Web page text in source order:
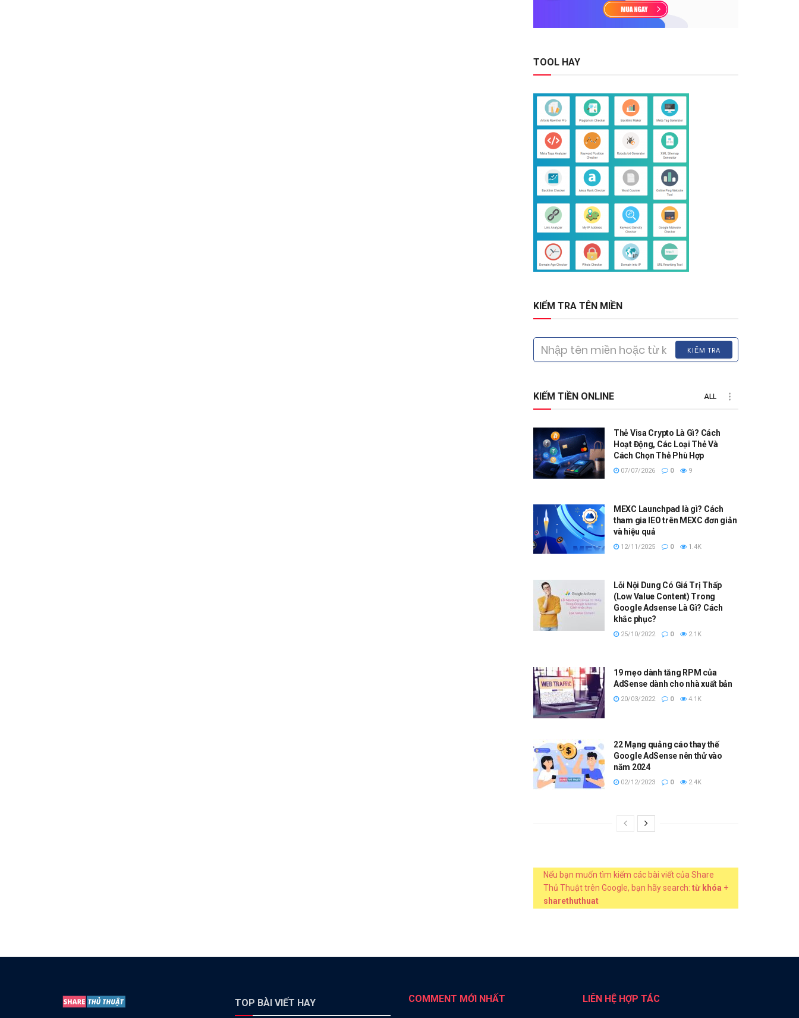
TOOL HAY
KIỂM TRA TÊN MIỀN
KIỂM TRA
KIẾM TIỀN ONLINE ALL
Thẻ Visa Crypto Là Gì? Cách
Hoạt Động, Các Loại Thẻ Và
Cách Chọn Thẻ Phù Hợp
07/07/2026 0 9
MEXC Launchpad là gì? Cách
tham gia IEO trên MEXC đơn giản
và hiệu quả
12/11/2025 0 1.4K
Lỗi Nội Dung Có Giá Trị Thấp
(Low Value Content) Trong
Google Adsense Là Gì? Cách
khắc phục?
25/10/2022 0 2.1K
19 mẹo dành tăng RPM của
AdSense dành cho nhà xuất bản
20/03/2022 0 4.1K
22 Mạng quảng cáo thay thế
Google AdSense nên thử vào
năm 2024
02/12/2023 0 2.4K
Nếu bạn muốn tìm kiếm các bài viết của Share
Thủ Thuật trên Google, bạn hãy search: từ khóa +
sharethuthuat
TOP BÀI VIẾT HAY COMMENT MỚI NHẤT LIÊN HỆ HỢP TÁC